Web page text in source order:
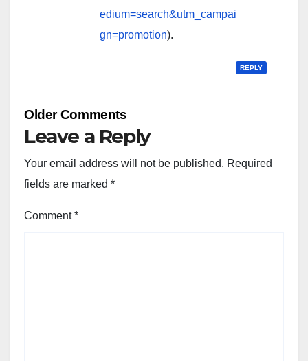
edium=search&utm_campai
gn=promotion).
REPLY
Comment
Older Comments
Leave a Reply
Your email address will not be published. Required
fields are marked *
Comment*